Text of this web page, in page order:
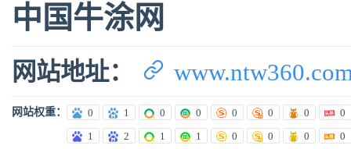
中国牛涂网
网站地址： 
网站权重： 0 1 0 0 0 0 0
0
1
2 1 1 0 0 0 0